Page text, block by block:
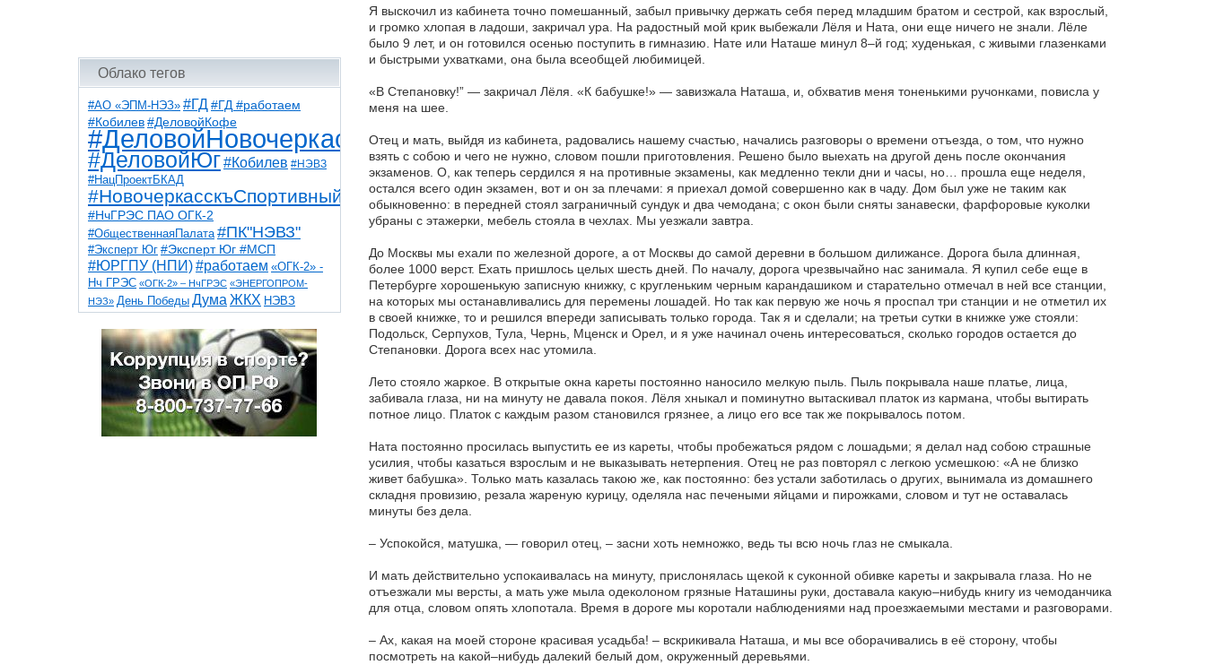
Облако тегов
#АО «ЭПМ-НЭЗ» #ГД #ГД #работаем
#Кобилев #ДеловойКофе
#ДеловойНовочеркасск
#ДеловойЮг#Кобилев #НЭВЗ
#НацПроектБКАД
#НовочеркасскъСпортивный
#НчГРЭС ПАО ОГК-2
#ОбщественнаяПалата #ПК"НЭВЗ"
#Эксперт Юг #Эксперт Юг #МСП
#ЮРГПУ (НПИ)#работаем «ОГК-2» -
Нч ГРЭС «ОГК-2» – НчГРЭС «ЭНЕРГОПРОМ-
НЭЗ» День Победы Дума ЖКХ НЭВЗ
НчГРЭС ТНТ
благоустройствоветераны выборы
детидороги казаки коррупция космос
общественная палата парк пожар роща
спорт театр транспорт художники
Я выскочил из кабинета точно помешанный, забыл привычку держать себя перед младшим братом и сестрой, как взрослый,
и громко хлопая в ладоши, закричал ура. На радостный мой крик выбежали Лёля и Ната, они еще ничего не знали. Лёле
было 9 лет, и он готовился осенью поступить в гимназию. Нате или Наташе минул 8–й год; худенькая, с живыми глазенками
и быстрыми ухватками, она была всеобщей любимицей.
«В Степановку!” — закричал Лёля. «К бабушке!» — завизжала Наташа, и, обхватив меня тоненькими ручонками, повисла у
меня на шее.
Отец и мать, выйдя из кабинета, радовались нашему счастью, начались разговоры о времени отъезда, о том, что нужно
взять с собою и чего не нужно, словом пошли приготовления. Решено было выехать на другой день после окончания
экзаменов. О, как теперь сердился я на противные экзамены, как медленно текли дни и часы, но… прошла еще неделя,
остался всего один экзамен, вот и он за плечами: я приехал домой совершенно как в чаду. Дом был уже не таким как
обыкновенно: в передней стоял заграничный сундук и два чемодана; с окон были сняты занавески, фарфоровые куколки
убраны с этажерки, мебель стояла в чехлах. Мы уезжали завтра.
До Москвы мы ехали по железной дороге, а от Москвы до самой деревни в большом дилижансе. Дорога была длинная,
более 1000 верст. Ехать пришлось целых шесть дней. По началу, дорога чрезвычайно нас занимала. Я купил себе еще в
Петербурге хорошенькую записную книжку, с кругленьким черным карандашиком и старательно отмечал в ней все станции,
на которых мы останавливались для перемены лошадей. Но так как первую же ночь я проспал три станции и не отметил их
в своей книжке, то и решился впереди записывать только города. Так я и сделали; на третьи сутки в книжке уже стояли:
Подольск, Серпухов, Тула, Чернь, Мценск и Орел, и я уже начинал очень интересоваться, сколько городов остается до
Степановки. Дорога всех нас утомила.
Лето стояло жаркое. В открытые окна кареты постоянно наносило мелкую пыль. Пыль покрывала наше платье, лица,
забивала глаза, ни на минуту не давала покоя. Лёля хныкал и поминутно вытаскивал платок из кармана, чтобы вытирать
потное лицо. Платок с каждым разом становился грязнее, а лицо его все так же покрывалось потом.
Ната постоянно просилась выпустить ее из кареты, чтобы пробежаться рядом с лошадьми; я делал над собою страшные
усилия, чтобы казаться взрослым и не выказывать нетерпения. Отец не раз повторял с легкою усмешкою: «А не близко
живет бабушка». Только мать казалась такою же, как постоянно: без устали заботилась о других, вынимала из домашнего
складня провизию, резала жареную курицу, оделяла нас печеными яйцами и пирожками, словом и тут не оставалась
минуты без дела.
– Успокойся, матушка, — говорил отец, – засни хоть немножко, ведь ты всю ночь глаз не смыкала.
И мать действительно успокаивалась на минуту, прислонялась щекой к суконной обивке кареты и закрывала глаза. Но не
отъезжали мы версты, а мать уже мыла одеколоном грязные Наташины руки, доставала какую–нибудь книгу из чемоданчика
для отца, словом опять хлопотала. Время в дороге мы коротали наблюдениями над проезжаемыми местами и разговорами.
– Ах, какая на моей стороне красивая усадьба! – вскрикивала Наташа, и мы все оборачивались в её сторону, чтобы
посмотреть на какой–нибудь далекий белый дом, окруженный деревьями.